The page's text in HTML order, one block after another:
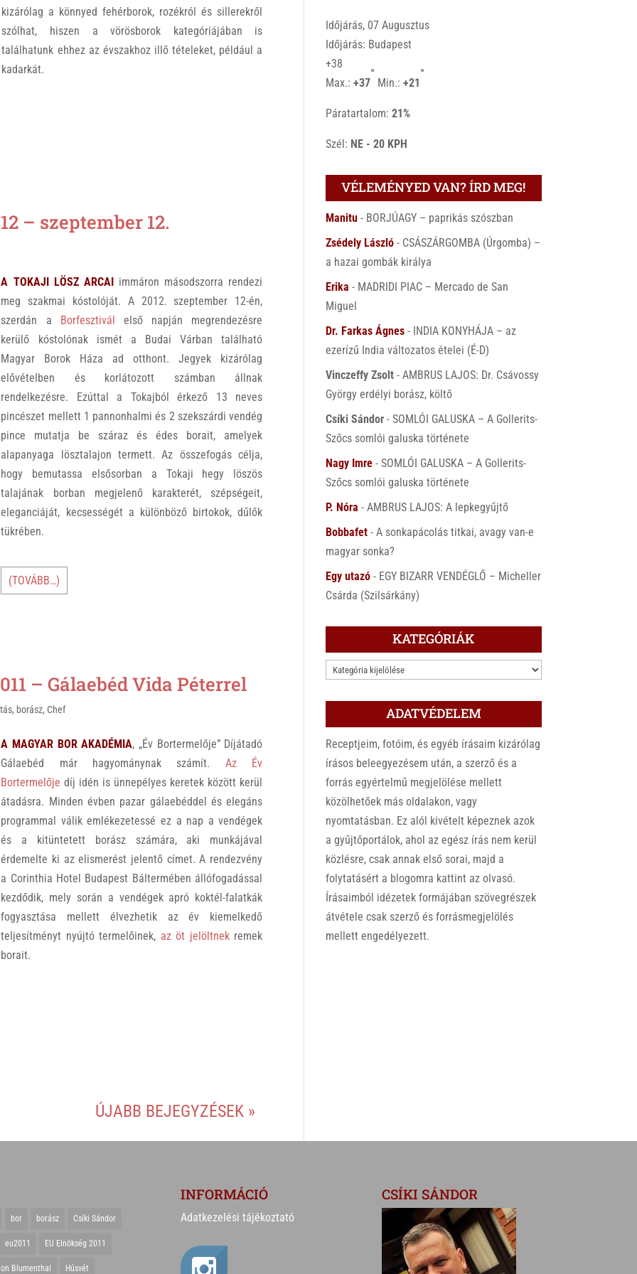
kizárólag a könnyed fehérborok, rozékról és sillerekről
szólhat, hiszen a vörösborok kategóriájában is
találhatunk ehhez az évszakhoz illő tételeket, például a
kadarkát.
– szeptember 12.
A TOKAJI LÖSZ ARCAIimmáron másodszorra rendezi
meg szakmai kóstolóját. A 2012. szeptember 12-én,
szerdán a Borfesztivál első napján megrendezésre
kerülő kóstolónak ismét a Budai Várban található
Magyar Borok Háza ad otthont. Jegyek kizárólag
elővételben és korlátozott számban állnak
rendelkezésre. Ezúttal a Tokajból érkező 13 neves
pincészet mellett 1 pannonhalmi és 2 szekszárdi vendég
pince mutatja be száraz és édes borait, amelyek
alapanyaga lösztalajon termett. Az összefogás célja,
hogy bemutassa elsősorban a Tokaji hegy löszös
talajának borban megjelenő karakterét, szépségeit,
eleganciáját, kecsességét a különböző birtokok, dűlők
tükrében.
(TOVÁBB…)
– Gálaebéd Vida Péterrel
, borász, Chef
A MAGYAR BOR AKADÉMIA, „Év Bortermelője” Díjátadó
Gálaebéd már hagyománynak számít. Az Év
Bortermelője díj idén is ünnepélyes keretek között kerül
átadásra. Minden évben pazar gálaebéddel és elegáns
programmal válik emlékezetessé ez a nap a vendégek
és a kitüntetett borász számára, aki munkájával
érdemelte ki az elismerést jelentő címet. A rendezvény
a Corinthia Hotel Budapest Báltermében állófogadással
kezdődik, mely során a vendégek apró koktél-falatkák
fogyasztása mellett élvezhetik az év kiemelkedő
teljesítményt nyújtó termelőinek, az öt jelöltnekremek
borait.
ÚJABB BEJEGYZÉSEK »
Időjárás, 07 Augusztus
Időjárás: Budapest
+38
Max.:+37
°
Min.:+21
°
Páratartalom:21%
Szél: NE - 20 KPH
VÉLEMÉNYED VAN? ÍRD MEG!
Manitu - BORJÚAGY – paprikás szószban
Zsédely László - CSÁSZÁRGOMBA (Úrgomba) –
a hazai gombák királya
Erika - MADRIDI PIAC – Mercado de San
Miguel
Dr. Farkas Ágnes - INDIA KONYHÁJA – az
ezerízű India változatos ételei (É-D)
Vinczeffy Zsolt -AMBRUS LAJOS: Dr. Csávossy
György erdélyi borász, költő
Csíki Sándor -SOMLÓI GALUSKA – A Gollerits-
Szőcs somlói galuska története
Nagy Imre -SOMLÓI GALUSKA – A Gollerits-
Szőcs somlói galuska története
P. Nóra -AMBRUS LAJOS: A lepkegyűjtő
Bobbafet -A sonkapácolás titkai, avagy van-e
magyar sonka?
Egy utazó - EGY BIZARR VENDÉGLŐ – Micheller
Csárda (Szilsárkány)
KATEGÓRIÁK
KATEGÓRIÁK
ADATVÉDELEM
Receptjeim, fotóim, és egyéb írásaim kizárólag
írásos beleegyezésem után, a szerző és a
forrás egyértelmű megjelölése mellett
közölhetőek más oldalakon, vagy
nyomtatásban. Ez alól kivételt képeznek azok
a gyűjtőportálok, ahol az egész írás nem kerül
közlésre, csak annak első sorai, majd a
folytatásért a blogomra kattint az olvasó.
Írásaimból idézetek formájában szövegrészek
átvétele csak szerző és forrásmegjelölés
mellett engedélyezett.
bor borász Csíki Sándor
eu2011 EU Elnökség 2011
Blumenthal Húsvét
INFORMÁCIÓ
Adatkezelési tájékoztató
CSÍKI SÁNDOR